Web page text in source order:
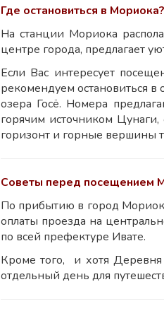
Где остановиться в Мориока?
На станции Мориока
центре города, предлагает
Если Вас интересует
рекомендуем остановиться
озера Госё. Номера
горячим источником
горизонт и горные вершины
Советы перед посещением
По прибытию в город
оплаты проезда на
по всей префектуре Ивате.
Кроме того, и хотя
отдельный день для